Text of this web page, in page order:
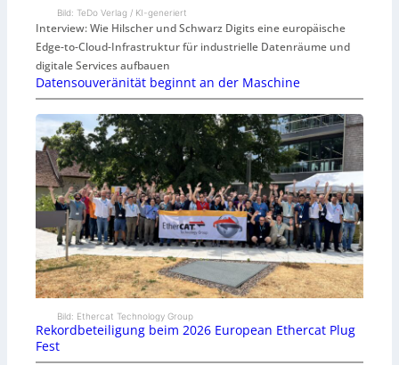
Bild: TeDo Verlag / KI-generiert
Interview: Wie Hilscher und Schwarz Digits eine europäische
Edge-to-Cloud-Infrastruktur für industrielle Datenräume und
digitale Services aufbauen
Datensouveränität beginnt an der Maschine
Bild: Ethercat Technology Group
Rekordbeteiligung beim 2026 European Ethercat Plug
Fest